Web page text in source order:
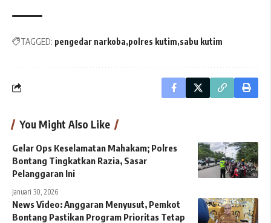
TAGGED: pengedar narkoba polres kutim sabu kutim
You Might Also Like
Gelar Ops Keselamatan Mahakam; Polres
Bontang Tingkatkan Razia, Sasar
Pelanggaran Ini
Januari 30, 2026
News Video: Anggaran Menyusut, Pemkot
Bontang Pastikan Program Prioritas Tetap